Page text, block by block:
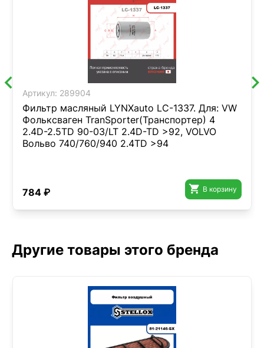
Артикул: 289904
Фильтр масляный LYNXauto LC-1337. Для: VW
Фольксваген TranSporter(Транспортер) 4
2.4D-2.5TD 90-03/LT 2.4D-TD >92, VOLVO
Вольво 740/760/940 2.4TD >94
784 ₽  В корзину
Другие товары этого бренда